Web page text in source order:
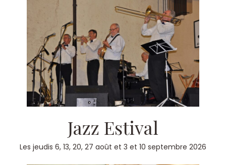
Jazz Estival
Les jeudis 6, 13, 20, 27 août et 3 et 10 septembre 2026